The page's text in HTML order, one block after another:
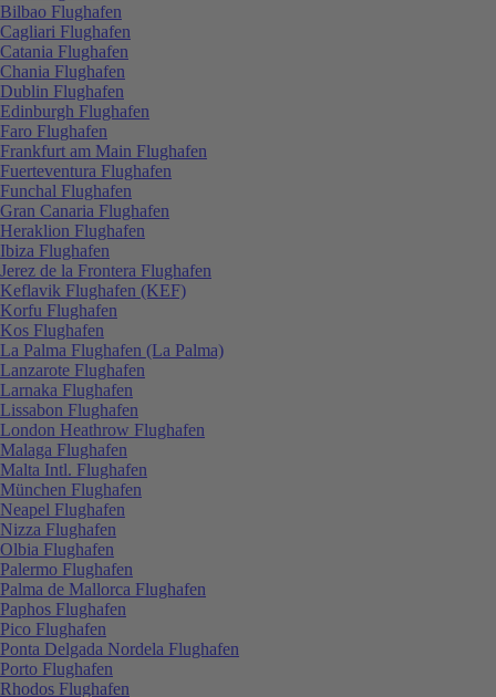
Bilbao Flughafen
Cagliari Flughafen
Catania Flughafen
Chania Flughafen
Dublin Flughafen
Edinburgh Flughafen
Faro Flughafen
Frankfurt am Main Flughafen
Fuerteventura Flughafen
Funchal Flughafen
Gran Canaria Flughafen
Heraklion Flughafen
Ibiza Flughafen
Jerez de la Frontera Flughafen
Keflavik Flughafen (KEF)
Korfu Flughafen
Kos Flughafen
La Palma Flughafen (La Palma)
Lanzarote Flughafen
Larnaka Flughafen
Lissabon Flughafen
London Heathrow Flughafen
Malaga Flughafen
Malta Intl. Flughafen
München Flughafen
Neapel Flughafen
Nizza Flughafen
Olbia Flughafen
Palermo Flughafen
Palma de Mallorca Flughafen
Paphos Flughafen
Pico Flughafen
Ponta Delgada Nordela Flughafen
Porto Flughafen
Rhodos Flughafen